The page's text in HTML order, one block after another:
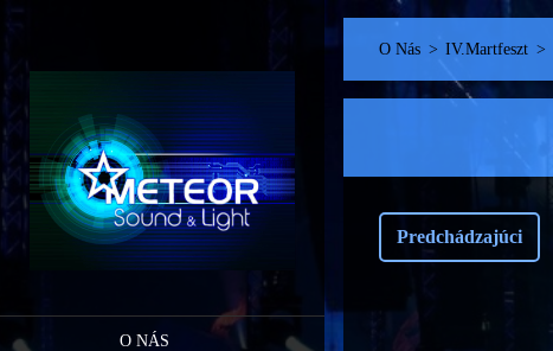
O NÁS
O Nás > IV.Martfeszt >
Predchádzajúci